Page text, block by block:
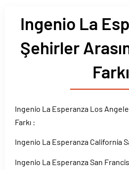
Ingenio La
Şehirler
Farkı
Ingenio La Esperanza Los
Farkı :
Ingenio La Esperanza California
Ingenio La Esperanza San